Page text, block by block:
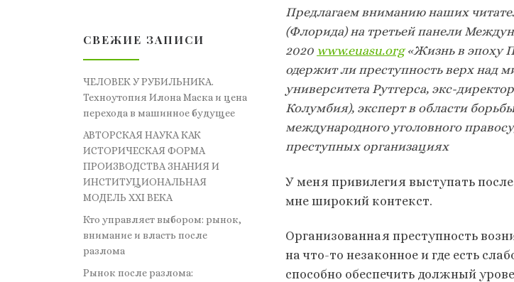
Предлагаем вниманию наших
(Флорида) на третьей панели
2020 www.euasu.org«Жизнь в эпоху
одержит ли преступность верх над
университета Рутгерса, экс-
Колумбия), эксперт в области
международного уголовного
преступных организациях
У меня привилегия выступать
мне широкий контекст.
Организованная преступность
на что-то незаконное и где есть
способно обеспечить должный
СВЕЖИЕ ЗАПИСИ
ЧЕЛОВЕК У РУБИЛЬНИКА.
Техноутопия Илона Маска и цена
перехода в машинное будущее
АВТОРСКАЯ НАУКА КАК
ИСТОРИЧЕСКАЯ ФОРМА
ПРОИЗВОДСТВА ЗНАНИЯ И
ИНСТИТУЦИОНАЛЬНАЯ
МОДЕЛЬ XXI ВЕКА
Кто управляет выбором: рынок,
внимание и власть после
разлома
Рынок после разлома: